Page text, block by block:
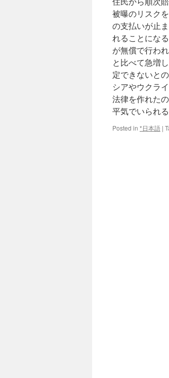
被曝のリスク
の支払いが止
れることにな
が無償で行わ
と比べて急増
定できないと
シアやウクラ
法律を作れた
平気でいられ
Posted in *日本語 |